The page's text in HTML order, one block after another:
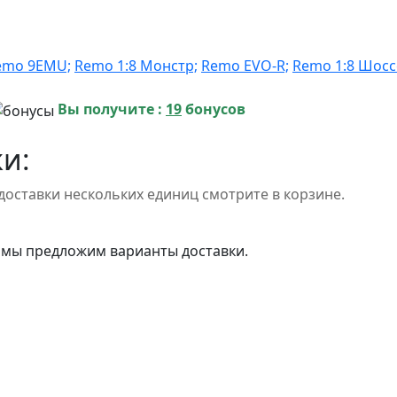
9EMU; Remo 1:8 Монстр; Remo EVO-R; Remo 1:8
Вы получите : 19бонусов
нескольких единиц смотрите в корзине.
предложим варианты доставки.